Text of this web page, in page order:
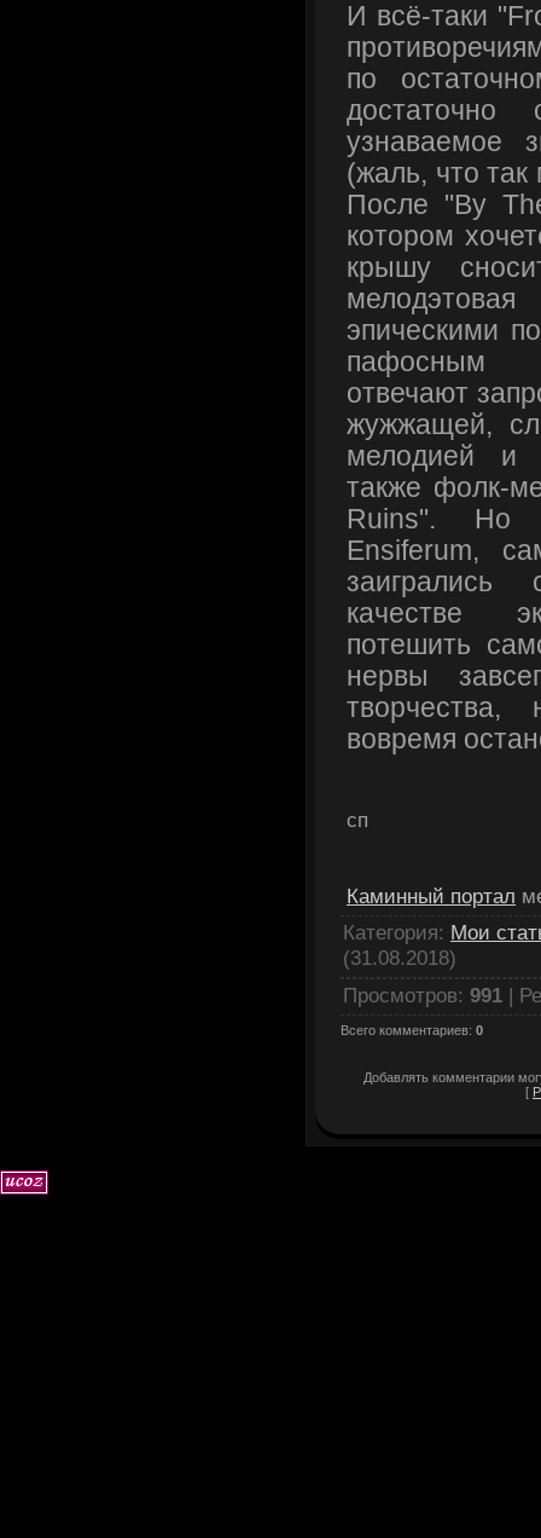
И всё-таки
по
достаточно
узнаваемое
(жаль, что
После "By
котором
крышу
эпическими
пафосным
отвечают
жужжащей,
мелодией и
также фолк-
Ruins". Но
Ensiferum,
качестве
потешить
нервы
вовремя
сп
Каминный портал
Категория: Мои
(31.08.2018)
Просмотров: 991 |
Всего комментариев: 0
Добавлять комментарии
[